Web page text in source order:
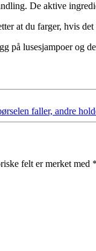
De aktive
at du farger, hvis
på lusesjampoer og
faller, andre
felt er merket med *